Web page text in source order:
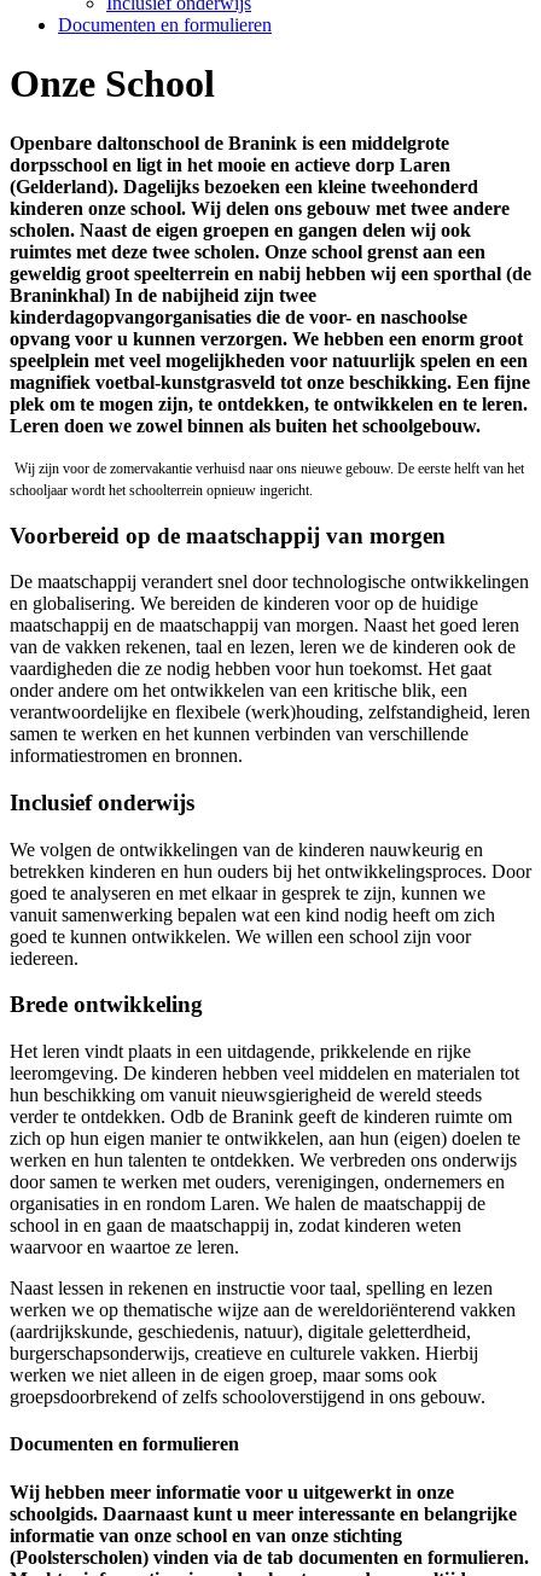
Documenten en formulieren
Onze School
Openbare daltonschool de Branink is een middelgrote
dorpsschool en ligt in het mooie en actieve dorp Laren
(Gelderland). Dagelijks bezoeken een kleine tweehonderd
kinderen onze school. Wij delen ons gebouw met twee andere
scholen. Naast de eigen groepen en gangen delen wij ook
ruimtes met deze twee scholen. Onze school grenst aan een
geweldig groot speelterrein en nabij hebben wij een sporthal (de
Braninkhal) In de nabijheid zijn twee
kinderdagopvangorganisaties die de voor- en naschoolse
opvang voor u kunnen verzorgen. We hebben een enorm groot
speelplein met veel mogelijkheden voor natuurlijk spelen en een
magnifiek voetbal-kunstgrasveld tot onze beschikking. Een fijne
plek om te mogen zijn, te ontdekken, te ontwikkelen en te leren.
Leren doen we zowel binnen als buiten het schoolgebouw.
Wij zijn voor de zomervakantie verhuisd naar ons nieuwe gebouw. De eerste helft van het
schooljaar wordt het schoolterrein opnieuw ingericht.
Voorbereid op de maatschappij van morgen
De maatschappij verandert snel door technologische ontwikkelingen
en globalisering. We bereiden de kinderen voor op de huidige
maatschappij en de maatschappij van morgen. Naast het goed leren
van de vakken rekenen, taal en lezen, leren we de kinderen ook de
vaardigheden die ze nodig hebben voor hun toekomst. Het gaat
onder andere om het ontwikkelen van een kritische blik, een
verantwoordelijke en flexibele (werk)houding, zelfstandigheid, leren
samen te werken en het kunnen verbinden van verschillende
informatiestromen en bronnen.
Inclusief onderwijs
We volgen de ontwikkelingen van de kinderen nauwkeurig en
betrekken kinderen en hun ouders bij het ontwikkelingsproces. Door
goed te analyseren en met elkaar in gesprek te zijn, kunnen we
vanuit samenwerking bepalen wat een kind nodig heeft om zich
goed te kunnen ontwikkelen. We willen een school zijn voor
iedereen.
Brede ontwikkeling
Het leren vindt plaats in een uitdagende, prikkelende en rijke
leeromgeving. De kinderen hebben veel middelen en materialen tot
hun beschikking om vanuit nieuwsgierigheid de wereld steeds
verder te ontdekken. Odb de Branink geeft de kinderen ruimte om
zich op hun eigen manier te ontwikkelen, aan hun (eigen) doelen te
werken en hun talenten te ontdekken. We verbreden ons onderwijs
door samen te werken met ouders, verenigingen, ondernemers en
organisaties in en rondom Laren. We halen de maatschappij de
school in en gaan de maatschappij in, zodat kinderen weten
waarvoor en waartoe ze leren.
Naast lessen in rekenen en instructie voor taal, spelling en lezen
werken we op thematische wijze aan de wereldoriënterend vakken
(aardrijkskunde, geschiedenis, natuur), digitale geletterdheid,
burgerschapsonderwijs, creatieve en culturele vakken. Hierbij
werken we niet alleen in de eigen groep, maar soms ook
groepsdoorbrekend of zelfs schooloverstijgend in ons gebouw.
Documenten en formulieren
Wij hebben meer informatie voor u uitgewerkt in onze
schoolgids. Daarnaast kunt u meer interessante en belangrijke
informatie van onze school en van onze stichting
(Poolsterscholen) vinden via de tab documenten en formulieren.